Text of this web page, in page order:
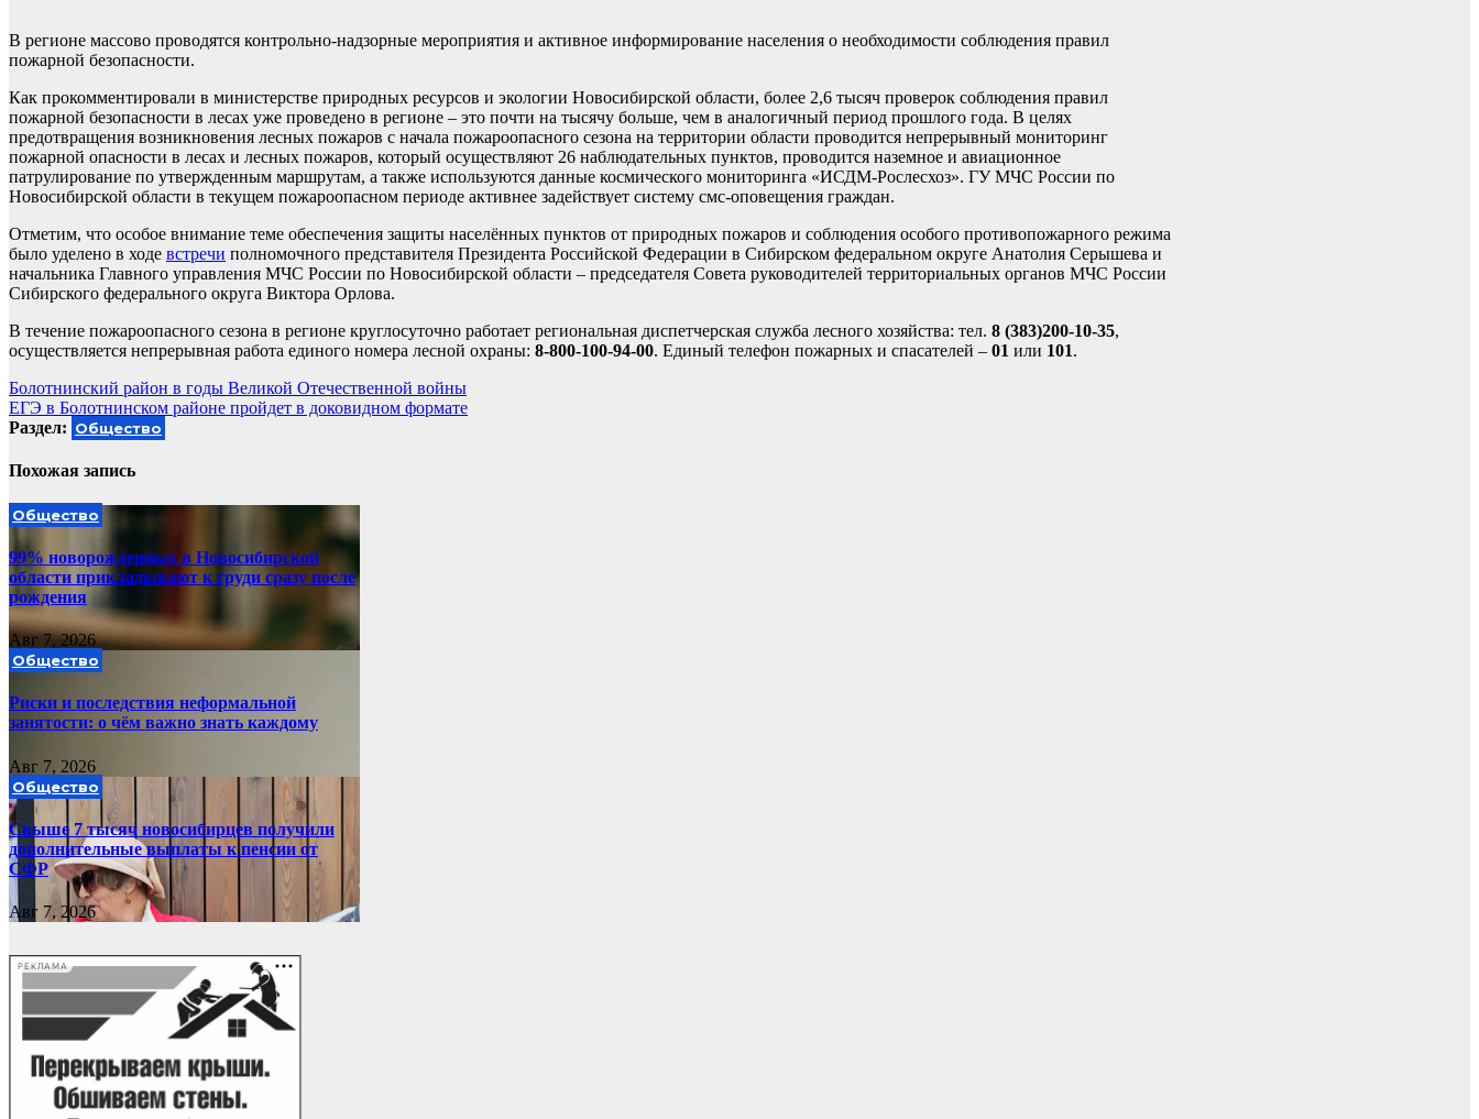
В регионе массово проводятся контрольно-надзорные мероприятия и активное информирование населения о необходимости соблюдения правил
пожарной безопасности.
Как прокомментировали в министерстве природных ресурсов и экологии Новосибирской области, более 2,6 тысяч проверок соблюдения правил
пожарной безопасности в лесах уже проведено в регионе – это почти на тысячу больше, чем в аналогичный период прошлого года. В целях
предотвращения возникновения лесных пожаров с начала пожароопасного сезона на территории области проводится непрерывный мониторинг
пожарной опасности в лесах и лесных пожаров, который осуществляют 26 наблюдательных пунктов, проводится наземное и авиационное
патрулирование по утвержденным маршрутам, а также используются данные космического мониторинга «ИСДМ-Рослесхоз». ГУ МЧС России по
Новосибирской области в текущем пожароопасном периоде активнее задействует систему смс-оповещения граждан.
Отметим, что особое внимание теме обеспечения защиты населённых пунктов от природных пожаров и соблюдения особого противопожарного режима
было уделено в ходе встречи полномочного представителя Президента Российской Федерации в Сибирском федеральном округе Анатолия Серышева и
начальника Главного управления МЧС России по Новосибирской области – председателя Совета руководителей территориальных органов МЧС России
Сибирского федерального округа Виктора Орлова.
В течение пожароопасного сезона в регионе круглосуточно работает региональная диспетчерская служба лесного хозяйства: тел. 8 (383)200-10-35,
осуществляется непрерывная работа единого номера лесной охраны: 8-800-100-94-00. Единый телефон пожарных и спасателей – 01 или 101.
Навигация
по
Болотнинский район в годы Великой Отечественной войны
ЕГЭ в Болотнинском районе пройдет в доковидном формате
Раздел: Общество
Похожая запись
Общество
99% новорожденных в Новосибирской
области прикладывают к груди сразу после
рождения
Авг 7, 2026
Общество
Риски и последствия неформальной
занятости: о чём важно знать каждому
Авг 7, 2026
Общество
Свыше 7 тысяч новосибирцев получили
дополнительные выплаты к пенсии от
СФР
Авг 7, 2026
РЕКЛАМА